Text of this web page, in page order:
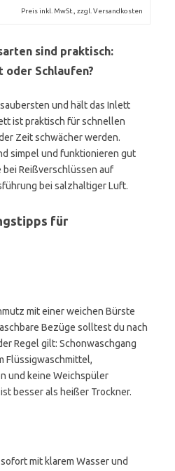
Preis inkl. MwSt., zzgl. Versandkosten
sind praktisch:
oder Schlaufen?
und hält das Inlett
ist praktisch für schnellen
Zeit schwächer werden.
simpel und funktionieren gut
Reißverschlüssen auf
bei salzhaltiger Luft.
für
mit einer weichen Bürste
Bezüge solltest du nach
Regel gilt: Schonwaschgang
Flüssigwaschmittel,
und keine Weichspüler
besser als heißer Trockner.
mit klarem Wasser und